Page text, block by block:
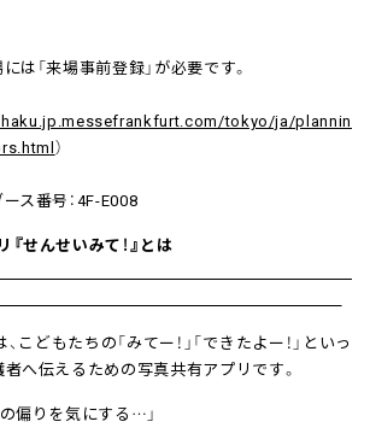
「来場事前登録」が必要です。
tokyo/ja/plannin
）
ス番号：4F-E008
せんせいみて！』とは
こどもたちの「みてー！」「できたよー！」といっ
へ伝えるための写真共有アプリです。
偏りを気にする…」